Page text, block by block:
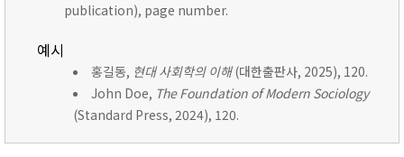
publication), page number.
예시
홍길동, 현대 사회학의 이해(대한출판사, 2025), 120.
John Doe, The Foundation of Modern Sociology
(Standard Press, 2024), 120.